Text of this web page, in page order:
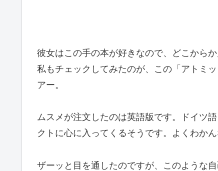
彼女はこの手の本が好きなので、どこから
私もチェックしてみたのが、この「アトミ
アー。
ムスメが注文したのは英語版です。ドイツ
クトに心に入ってくるそうです。よくわかん
ザーッと目を通したのですが、このような